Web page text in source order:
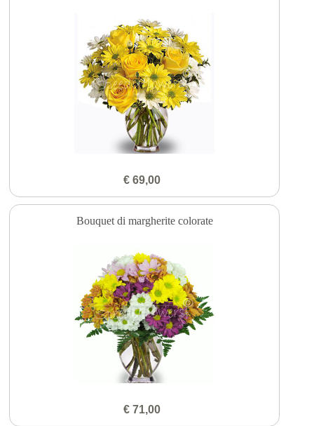
€ 69,00
Bouquet di margherite colorate
€ 71,00